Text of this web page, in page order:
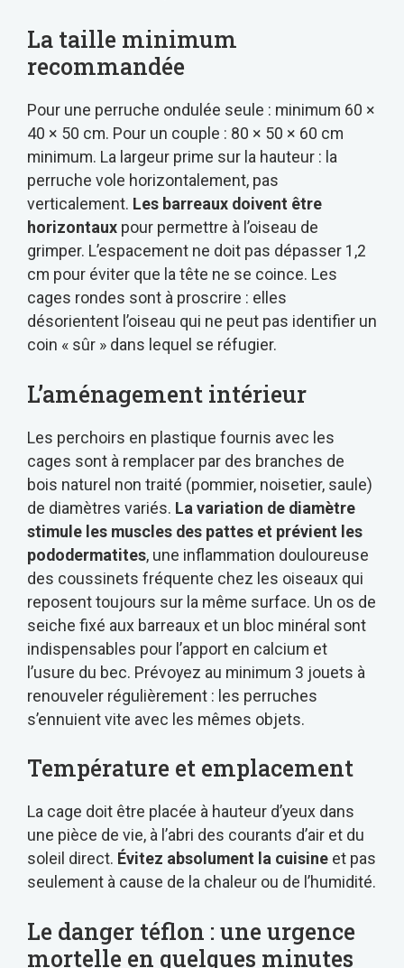
La taille minimum
recommandée
Pour une perruche ondulée seule : minimum 60 ×
40 × 50 cm. Pour un couple : 80 × 50 × 60 cm
minimum. La largeur prime sur la hauteur : la
perruche vole horizontalement, pas
verticalement. Les barreaux doivent être
horizontaux pour permettre à l’oiseau de
grimper. L’espacement ne doit pas dépasser 1,2
cm pour éviter que la tête ne se coince. Les
cages rondes sont à proscrire : elles
désorientent l’oiseau qui ne peut pas identifier un
coin « sûr » dans lequel se réfugier.
L’aménagement intérieur
Les perchoirs en plastique fournis avec les
cages sont à remplacer par des branches de
bois naturel non traité (pommier, noisetier, saule)
de diamètres variés. La variation de diamètre
stimule les muscles des pattes et prévient les
pododermatites, une inflammation douloureuse
des coussinets fréquente chez les oiseaux qui
reposent toujours sur la même surface. Un os de
seiche fixé aux barreaux et un bloc minéral sont
indispensables pour l’apport en calcium et
l’usure du bec. Prévoyez au minimum 3 jouets à
renouveler régulièrement : les perruches
s’ennuient vite avec les mêmes objets.
Température et emplacement
La cage doit être placée à hauteur d’yeux dans
une pièce de vie, à l’abri des courants d’air et du
soleil direct. Évitez absolument la cuisine et pas
seulement à cause de la chaleur ou de l’humidité.
Le danger téflon : une urgence
mortelle en quelques minutes